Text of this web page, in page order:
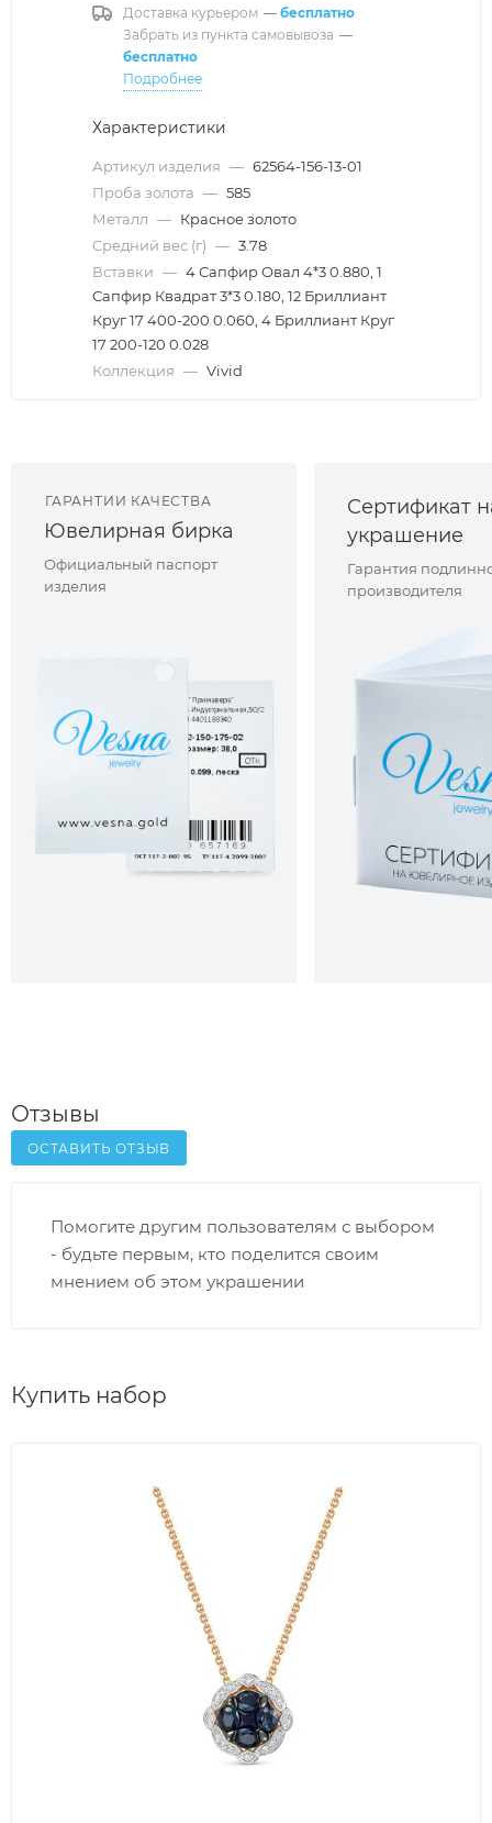
Доставка курьером — бесплатно
Забрать из пункта самовывоза —
бесплатно
Подробнее
Характеристики
Артикул изделия — 62564-156-13-01
Проба золота — 585
Металл — Красное золото
Средний вес (г) — 3.78
Вставки — 4 Сапфир Овал 4*3 0.880, 1
Сапфир Квадрат 3*3 0.180, 12 Бриллиант
Круг 17 400-200 0.060, 4 Бриллиант Круг
17 200-120 0.028
Коллекция — Vivid
ГАРАНТИИ КАЧЕСТВА
Ювелирная бирка
Официальный паспорт
изделия
Сертификат
украшение
Гарантия
производителя
Отзывы
ОСТАВИТЬ ОТЗЫВ
Помогите другим пользователям с выбором
- будьте первым, кто поделится своим
мнением об этом украшении
Купить набор